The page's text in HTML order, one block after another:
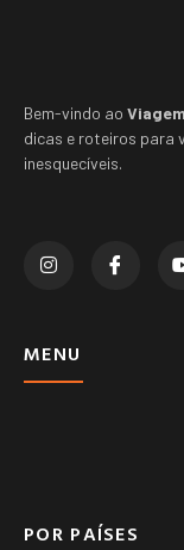
Bem-vindo ao
dicas e roteiros para
inesquecíveis.
MENU
POR PAÍSES